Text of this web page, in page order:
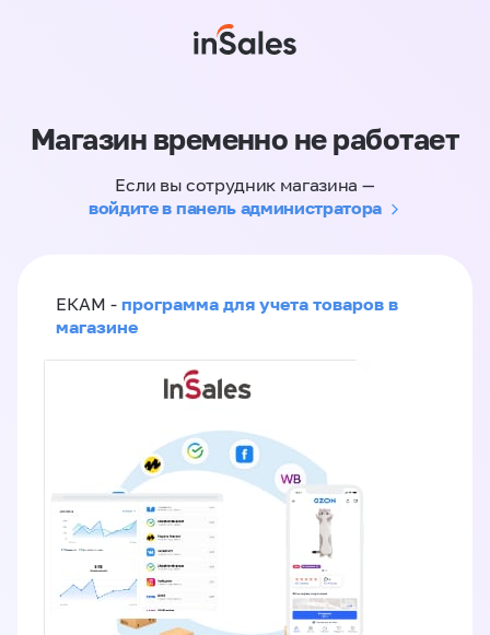
Магазин временно не работает
Если вы сотрудник магазина —
войдите в панель администратора
ЕКАМ - программа для учета товаров в
магазине